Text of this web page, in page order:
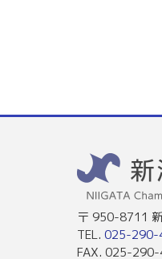
〒 950-8711
TEL. 025-290-
FAX. 025-290-